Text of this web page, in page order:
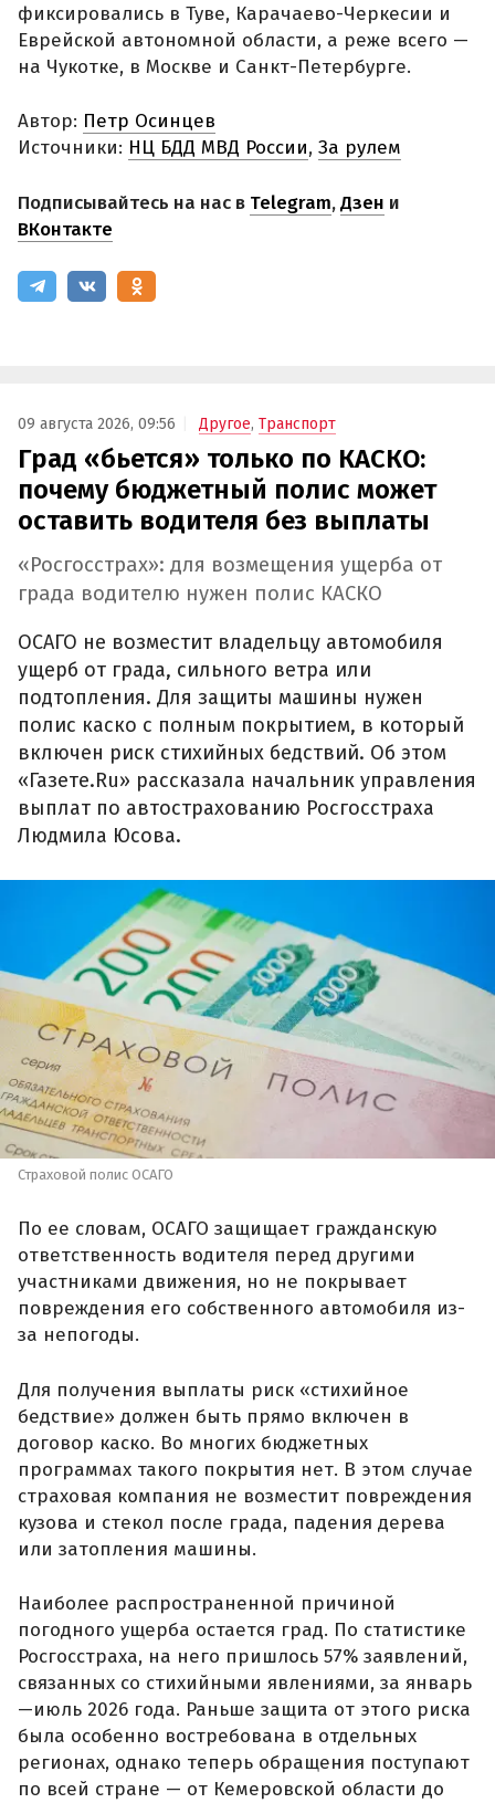
фиксировались в Туве, Карачаево-Черкесии и
Еврейской автономной области, а реже всего —
на Чукотке, в Москве и Санкт-Петербурге.
Автор: Петр Осинцев
Источники: НЦ БДД МВД России, За рулем
Подписывайтесь на нас в Telegram,Дзен и
ВКонтакте
09 августа 2026, 09:56 Другое, Транспорт
Град «бьется» только по КАСКО:
почему бюджетный полис может
оставить водителя без выплаты
«Росгосстрах»: для возмещения ущерба от
града водителю нужен полис КАСКО
ОСАГО не возместит владельцу автомобиля
ущерб от града, сильного ветра или
подтопления. Для защиты машины нужен
полис каско с полным покрытием, в который
включен риск стихийных бедствий. Об этом
«Газете.Ru» рассказала начальник управления
выплат по автострахованию Росгосстраха
Людмила Юсова.
Страховой полис ОСАГО
По ее словам, ОСАГО защищает гражданскую
ответственность водителя перед другими
участниками движения, но не покрывает
повреждения его собственного автомобиля из-
за непогоды.
Для получения выплаты риск «стихийное
бедствие» должен быть прямо включен в
договор каско. Во многих бюджетных
программах такого покрытия нет. В этом случае
страховая компания не возместит повреждения
кузова и стекол после града, падения дерева
или затопления машины.
Наиболее распространенной причиной
погодного ущерба остается град. По статистике
Росгосстраха, на него пришлось 57% заявлений,
связанных со стихийными явлениями, за январь
—июль 2026 года. Раньше защита от этого риска
была особенно востребована в отдельных
регионах, однако теперь обращения поступают
по всей стране — от Кемеровской области до